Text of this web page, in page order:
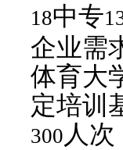
18中专
企业需
体育大
定培训
300 人